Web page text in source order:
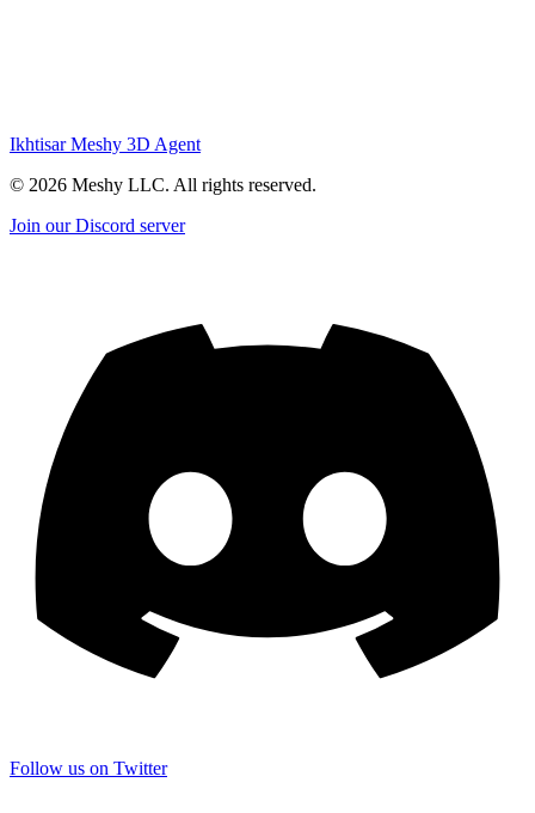
Ikhtisar Meshy 3D Agent
© 2026 Meshy LLC. All rights reserved.
Join our Discord server
Follow us on Twitter